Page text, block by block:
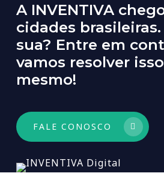
A INVENTIVA
cidades brasileiras.
sua? Entre em
vamos resolver isso
mesmo!
FALE CONOSCO